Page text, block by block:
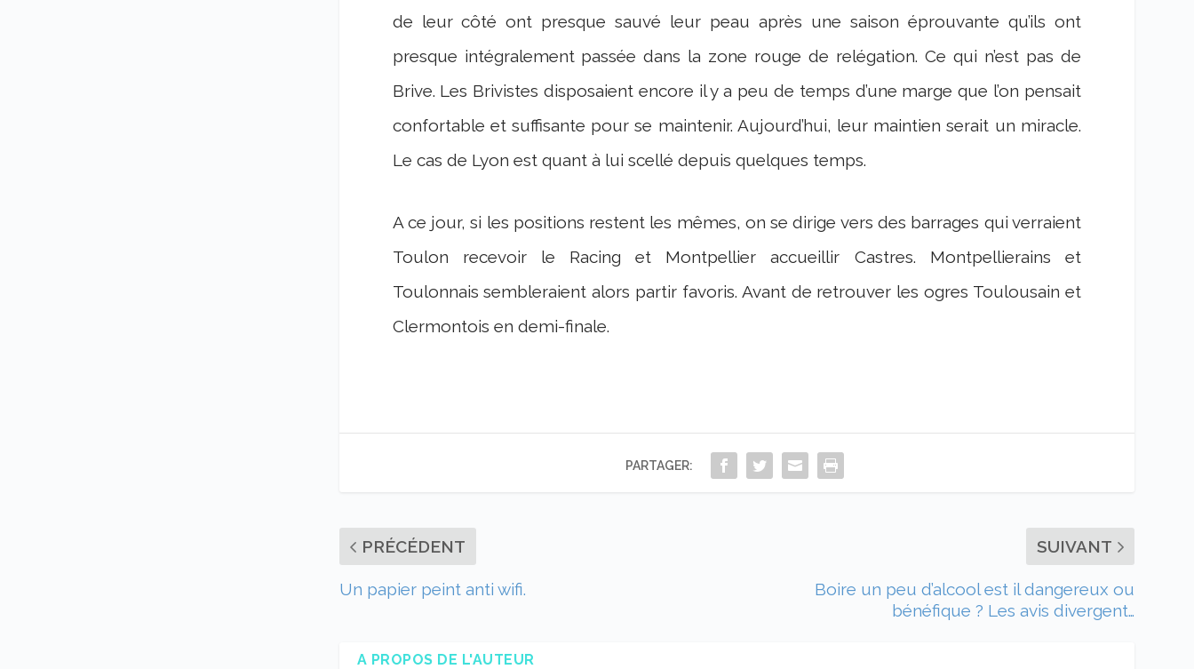
de leur côté ont presque sauvé leur peau après une saison éprouvante qu’ils ont
presque intégralement passée dans la zone rouge de relégation. Ce qui n’est pas de
Brive. Les Brivistes disposaient encore il y a peu de temps d’une marge que l’on pensait
confortable et suffisante pour se maintenir. Aujourd’hui, leur maintien serait un miracle.
Le cas de Lyon est quant à lui scellé depuis quelques temps.
A ce jour, si les positions restent les mêmes, on se dirige vers des barrages qui verraient
Toulon recevoir le Racing et Montpellier accueillir Castres. Montpellierains et
Toulonnais sembleraient alors partir favoris. Avant de retrouver les ogres Toulousain et
Clermontois en demi-finale.
PARTAGER:
PRÉCÉDENT
Un papier peint anti wifi.
SUIVANT
Boire un peu d’alcool est il dangereux ou
bénéfique ? Les avis divergent…
A PROPOS DE L'AUTEUR